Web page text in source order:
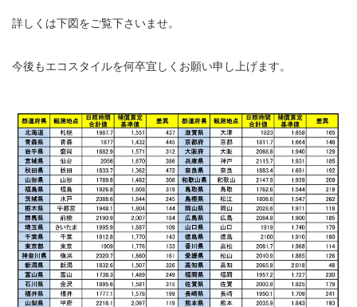
詳しくは下図をご覧下さいませ。
今後もエコスタイルを何卒宜しくお願い申し上げます。